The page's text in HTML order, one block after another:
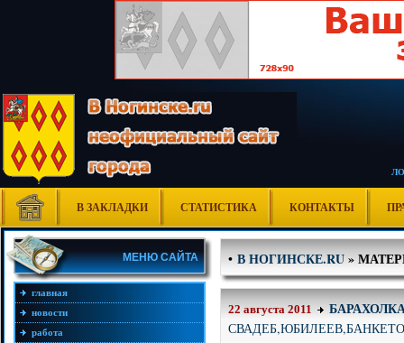
В ЗАКЛАДКИ СТАТИСТИКА КОНТАКТЫ
МЕНЮ САЙТА
главная
новости
работа
•В НОГИНСКЕ.RU»
22 августа 2011